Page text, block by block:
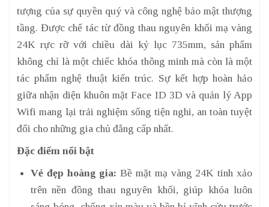
tượng của sự quyền quý và công nghệ bảo mật thượng
tầng. Được chế tác từ đồng thau nguyên khối mạ vàng
24K rực rỡ với chiều dài kỷ lục 735mm, sản phẩm
không chỉ là một chiếc khóa thông minh mà còn là một
tác phẩm nghệ thuật kiến trúc. Sự kết hợp hoàn hảo
giữa nhận diện khuôn mặt Face ID 3D và quản lý App
Wifi mang lại trải nghiệm sống tiện nghi, an toàn tuyệt
đối cho những gia chủ đẳng cấp nhất.
Đặc điểm nổi bật
Vẻ đẹp hoàng gia: Bề mặt mạ vàng 24K tinh xảo
trên nền đồng thau nguyên khối, giúp khóa luôn